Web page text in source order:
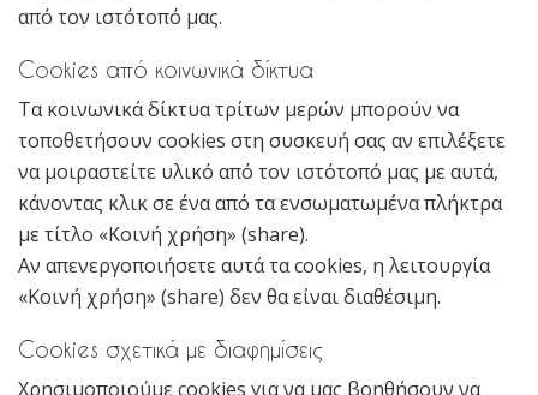
από τον ιστότοπό μας.
Cookies από κοινωνικά δίκτυα
Τα κοινωνικά δίκτυα τρίτων μερών μπορούν να
τοποθετήσουν cookies στη συσκευή σας αν επιλέξετε
να μοιραστείτε υλικό από τον ιστότοπό μας με αυτά,
κάνοντας κλικ σε ένα από τα ενσωματωμένα πλήκτρα
με τίτλο «Κοινή χρήση» (share).
Αν απενεργοποιήσετε αυτά τα cookies, η λειτουργία
«Κοινή χρήση» (share) δεν θα είναι διαθέσιμη.
Cookies σχετικά με διαφημίσεις
Χρησιμοποιούμε cookies για να μας βοηθήσουν να